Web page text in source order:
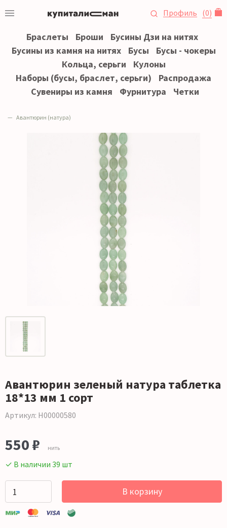
Профиль (0)
Браслеты Броши
Бусины Дзи на нитях
Бусины из камня на нитях
Бусы
Бусы - чокеры
Кольца, серьги
Кулоны
Наборы (бусы, браслет, серьги)
Распродажа
Сувениры из камня
Фурнитура Четки
Авантюрин (натура)
Авантюрин зеленый натура таблетка
18*13 мм 1 сорт
Артикул: Н00000580
550 ₽ нить
✓ В наличии 39 шт
В корзину